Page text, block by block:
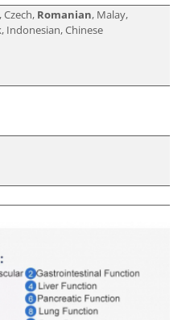
Romanian, Malay,
Indonesian, Chinese